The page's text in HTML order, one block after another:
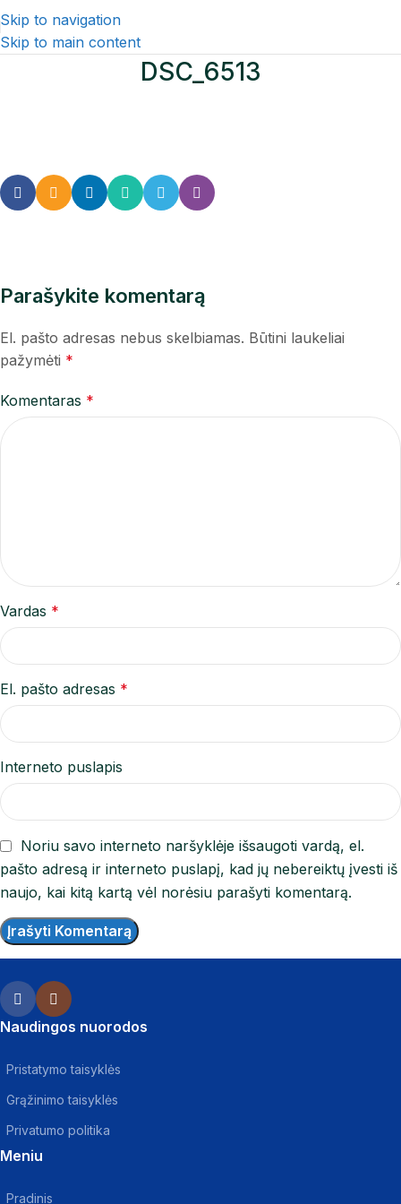
Skip to navigation
Skip to main content
DSC_6513
Parašykite komentarą
El. pašto adresas nebus skelbiamas. Būtini laukeliai
pažymėti *
Komentaras *
Vardas *
El. pašto adresas *
Interneto puslapis
Noriu savo interneto naršyklėje išsaugoti vardą, el.
pašto adresą ir interneto puslapį, kad jų nebereiktų įvesti iš
naujo, kai kitą kartą vėl norėsiu parašyti komentarą.
Naudingos nuorodos
Pristatymo taisyklės
Grąžinimo taisyklės
Privatumo politika
Meniu
Pradinis